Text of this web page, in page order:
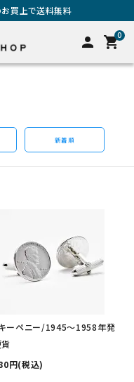
買上で送料無料
person 0
shopping_cart
新着順
キーペニー/1945～1958年発
円(税込)